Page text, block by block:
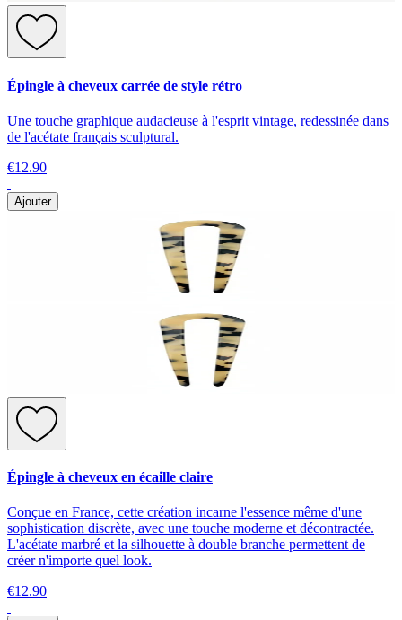
Épingle à cheveux carrée de style rétro
Une touche graphique audacieuse à l'esprit vintage, redessinée dans
de l'acétate français sculptural.
€12.90
Ajouter
Épingle à cheveux en écaille claire
Conçue en France, cette création incarne l'essence même d'une
sophistication discrète, avec une touche moderne et décontractée.
L'acétate marbré et la silhouette à double branche permettent de
créer n'importe quel look.
€12.90